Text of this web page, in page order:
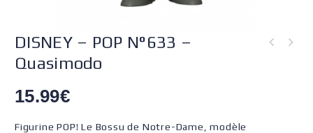
DISNEY – POP N°633 –
Quasimodo
15.99€
Figurine POP! Le Bossu de Notre-Dame, modèle